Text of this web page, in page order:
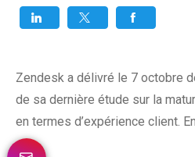
Zendesk a délivré le 7 octobre
de sa dernière étude sur la
en termes d’expérience client.